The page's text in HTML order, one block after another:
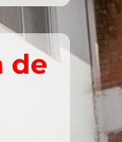
de